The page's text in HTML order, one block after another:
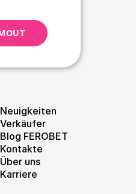
Neuigkeiten
Verkäufer
Blog FEROBET
Kontakte
Über uns
Karriere
Webové